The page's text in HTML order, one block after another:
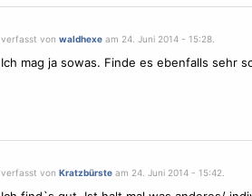
verfasst von waldhexeam 24. Juni 2014 - 15:28.
Ich mag ja sowas. Finde es ebenfalls sehr
verfasst von Kratzbürsteam 24. Juni 2014 - 15:42.